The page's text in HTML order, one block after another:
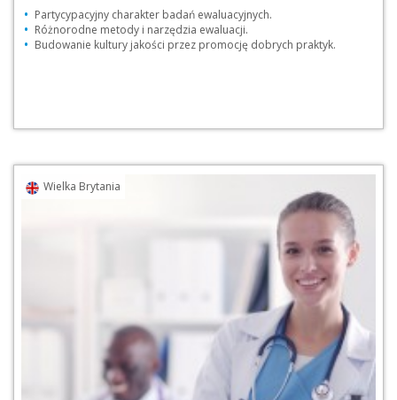
Partycypacyjny charakter badań ewaluacyjnych.
Różnorodne metody i narzędzia ewaluacji.
Budowanie kultury jakości przez promocję dobrych praktyk.
Wielka Brytania
Przejdź do praktyki
Pobierz pdf [PDF,